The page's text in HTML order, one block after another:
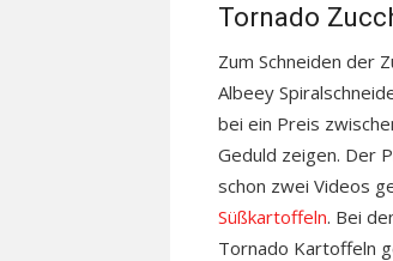
Tornado
Zum Schneiden der
Albeey
bei ein Preis
Geduld zeigen. Der
schon zwei Videos
Süßkartoffeln. Bei
Tornado Kartoffeln